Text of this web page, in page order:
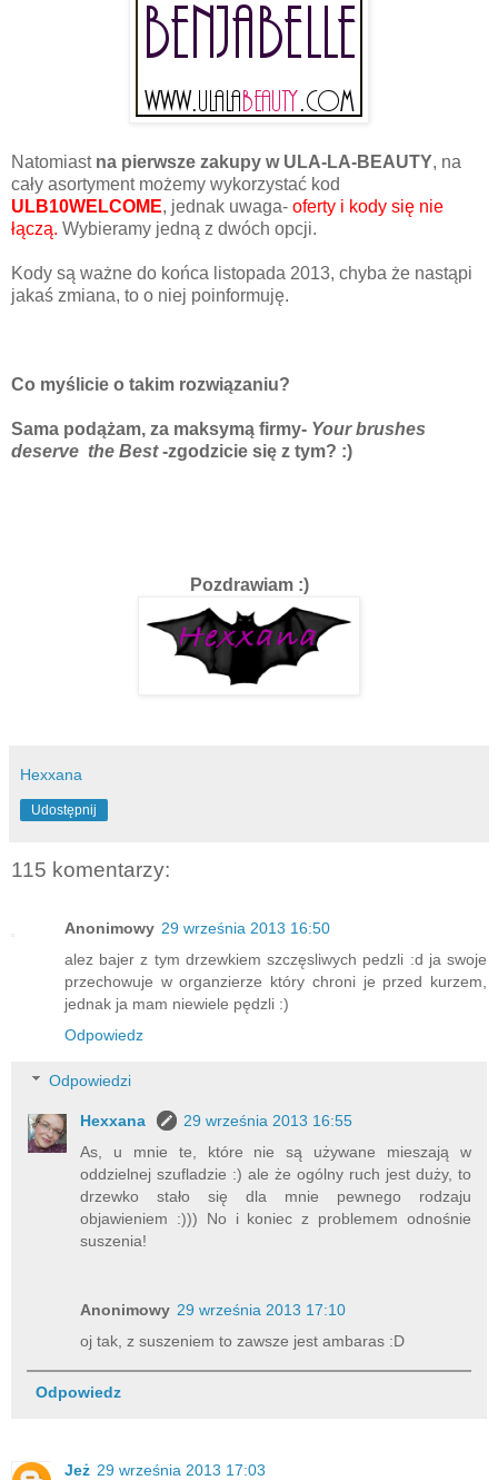
Natomiast na pierwsze zakupy w ULA-LA-BEAUTY, na
cały asortyment możemy wykorzystać kod
ULB10WELCOME, jednak uwaga- oferty i kody się nie
łączą. Wybieramy jedną z dwóch opcji.
Kody są ważne do końca listopada 2013, chyba że nastąpi
jakaś zmiana, to o niej poinformuję.
Co myślicie o takim rozwiązaniu?
Sama podążam, za maksymą firmy- Your brushes
deserve the Best-zgodzicie się z tym? :)
Pozdrawiam :)
Hexxana
Udostępnij
115 komentarzy:
Anonimowy 29 września 2013 16:50
alez bajer z tym drzewkiem szczęsliwych pedzli :d ja swoje
przechowuje w organzierze który chroni je przed kurzem,
jednak ja mam niewiele pędzli :)
Odpowiedz
Odpowiedzi
Hexxana
29 września 2013 16:55
As, u mnie te, które nie są używane mieszają w
oddzielnej szufladzie :) ale że ogólny ruch jest duży, to
drzewko stało się dla mnie pewnego rodzaju
objawieniem :))) No i koniec z problemem odnośnie
suszenia!
Anonimowy 29 września 2013 17:10
oj tak, z suszeniem to zawsze jest ambaras :D
Odpowiedz
Jeż 29 września 2013 17:03